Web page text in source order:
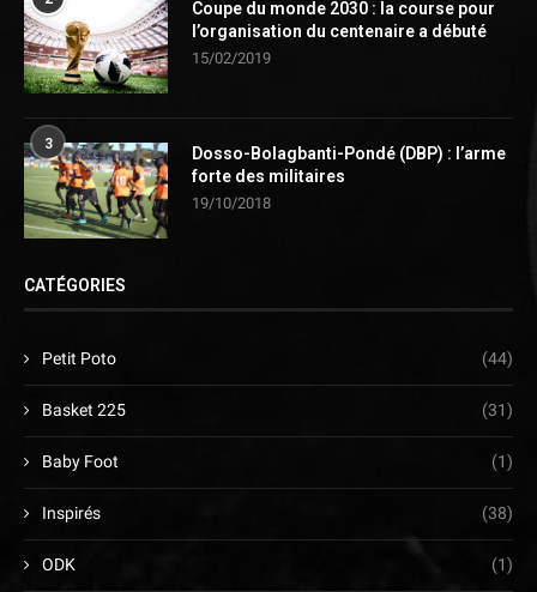
Coupe du monde 2030 : la course pour
l’organisation du centenaire a débuté
15/02/2019
3
Dosso-Bolagbanti-Pondé (DBP) : l’arme
forte des militaires
19/10/2018
CATÉGORIES
Petit Poto (44)
Basket 225 (31)
Baby Foot (1)
Inspirés (38)
ODK (1)